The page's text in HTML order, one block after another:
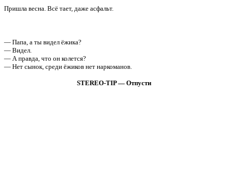
Пришла весна. Всё тает, даже асфальт.
— Папа, а ты видел ёжика?
— Видел.
— А правда, что он колется?
— Нет сынок, среди ёжиков нет наркоманов.
STEREO-TIP — Отпусти